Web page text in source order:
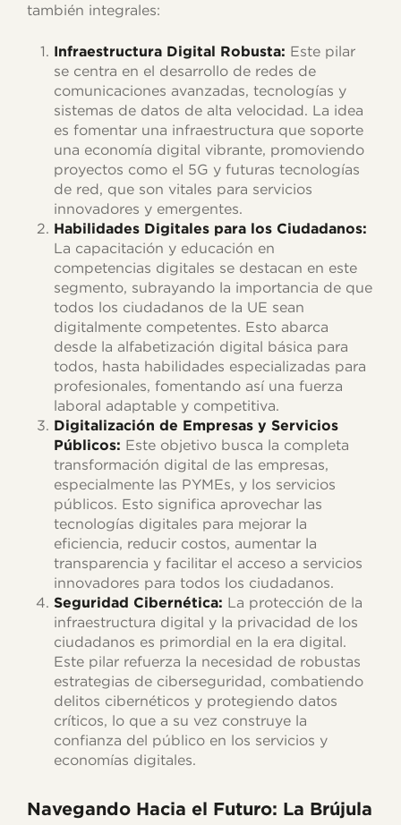
también integrales:
Infraestructura Digital Robusta: Este pilar
se centra en el desarrollo de redes de
comunicaciones avanzadas, tecnologías y
sistemas de datos de alta velocidad. La idea
es fomentar una infraestructura que soporte
una economía digital vibrante, promoviendo
proyectos como el 5G y futuras tecnologías
de red, que son vitales para servicios
innovadores y emergentes.
Habilidades Digitales para los Ciudadanos:
La capacitación y educación en
competencias digitales se destacan en este
segmento, subrayando la importancia de que
todos los ciudadanos de la UE sean
digitalmente competentes. Esto abarca
desde la alfabetización digital básica para
todos, hasta habilidades especializadas para
profesionales, fomentando así una fuerza
laboral adaptable y competitiva.
Digitalización de Empresas y Servicios
Públicos: Este objetivo busca la completa
transformación digital de las empresas,
especialmente las PYMEs, y los servicios
públicos. Esto significa aprovechar las
tecnologías digitales para mejorar la
eficiencia, reducir costos, aumentar la
transparencia y facilitar el acceso a servicios
innovadores para todos los ciudadanos.
Seguridad Cibernética: La protección de la
infraestructura digital y la privacidad de los
ciudadanos es primordial en la era digital.
Este pilar refuerza la necesidad de robustas
estrategias de ciberseguridad, combatiendo
delitos cibernéticos y protegiendo datos
críticos, lo que a su vez construye la
confianza del público en los servicios y
economías digitales.
Navegando Hacia el Futuro: La Brújula